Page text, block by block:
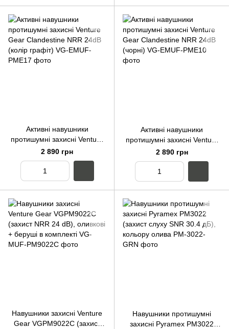
Активні навушники
протишумні захисні Venture
Gear Clandestine NRR 24dB
(колір графіт)
2 890 грн
Активні навушники
протишумні захисні Venture
Gear Clandestine NRR 24dB
(чорні)
2 890 грн
Навушники захисні Venture
Gear VGPM9022C (захист
Навушники протишумні
захисні Pyramex PM3022